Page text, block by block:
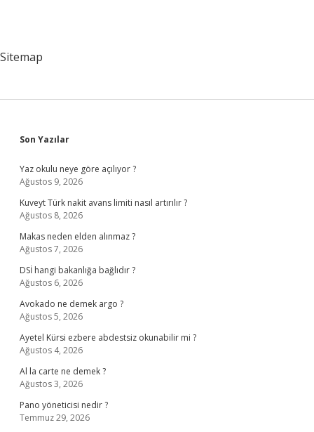
Sitemap
Sidebar
Son Yazılar
Yaz okulu neye göre açılıyor ?
Ağustos 9, 2026
Kuveyt Türk nakit avans limiti nasıl artırılır ?
Ağustos 8, 2026
Makas neden elden alınmaz ?
Ağustos 7, 2026
DSİ hangi bakanlığa bağlıdır ?
Ağustos 6, 2026
Avokado ne demek argo ?
Ağustos 5, 2026
Ayetel Kürsi ezbere abdestsiz okunabilir mi ?
Ağustos 4, 2026
Al la carte ne demek ?
Ağustos 3, 2026
Pano yöneticisi nedir ?
Temmuz 29, 2026